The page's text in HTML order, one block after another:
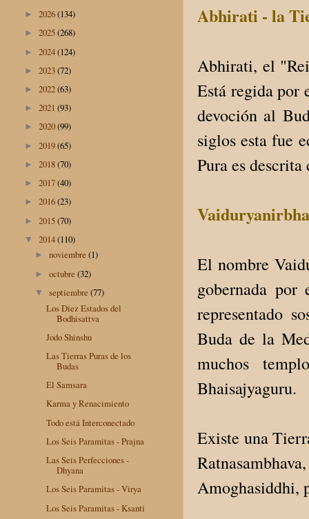
Abhirati - la
Abhirati, el
Está regida por
devoción al
siglos esta fue
Pura es
El nombre
gobernada
representado
Buda de la
muchos
Bhaisajyaguru.
Existe una
Amoghasiddhi,
► 2026(134)
► 2025(268)
► 2024(124)
► 2023(72)
► 2022(63)
► 2021 (93)
► 2020(99)
► 2019(65)
► 2018(70)
► 2017(40)
► 2016(23)
► 2015(70)
▼ 2014(110)
►noviembre(1)
►octubre(32)
▼septiembre(77)
Los Diez Estados del
Bodhisattva
Jodo Shinshu
Las Tierras Puras de los
Budas
El Samsara
Karma y Renacimiento
Todo está Interconectado
Los Seis Paramitas - Prajna
Las Seis Perfecciones -
Dhyana
Los Seis Paramitas - Virya
Los Seis Paramitas - Ksanti